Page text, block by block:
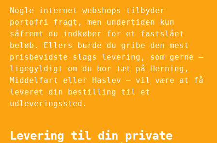
Nogle internet webshops tilbyder
portofri fragt, men undertiden kun
såfremt du indkøber for et fastslået
beløb. Ellers burde du gribe den mest
prisbevidste slags levering, som gerne –
ligegyldigt om du bor tæt på Herning,
Middelfart eller Haslev – vil være at få
leveret din bestilling til et
udleveringssted.
Levering til din private